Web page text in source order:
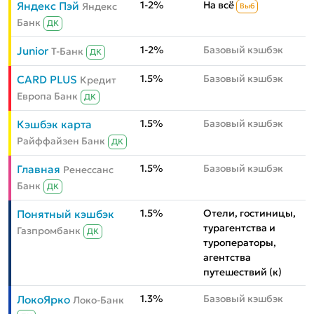
Яндекс Пэй Яндекс
Банк
ДК
1-2% На всё Выб
Junior Т-Банк ДК 1-2% Базовый кэшбэк
CARD PLUS Кредит
Европа Банк
ДК
1.5% Базовый кэшбэк
Кэшбэк карта
Райффайзен Банк ДК
1.5% Базовый кэшбэк
Главная Ренессанс
Банк
ДК
1.5% Базовый кэшбэк
Понятный кэшбэк
Газпромбанк ДК
1.5%
Отели, гостиницы,
турагентства и
туроператоры,
агентства
путешествий (к)
ЛокоЯрко Локо-Банк 1.3% Базовый кэшбэк